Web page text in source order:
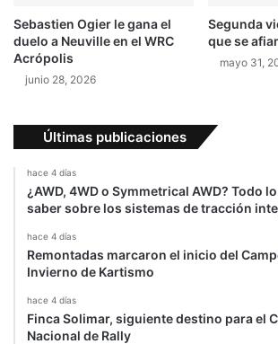
Sebastien Ogier le gana el
duelo a Neuville en el WRC
Acrópolis
junio 28, 2026
Segunda
que se
mayo 31,
Últimas publicaciones
hace 4 días
¿AWD, 4WD o Symmetrical AWD? Todo
saber sobre los sistemas de tracción
hace 4 días
Remontadas marcaron el inicio del
Invierno de Kartismo
hace 4 días
Finca Solimar, siguiente destino para el
Nacional de Rally